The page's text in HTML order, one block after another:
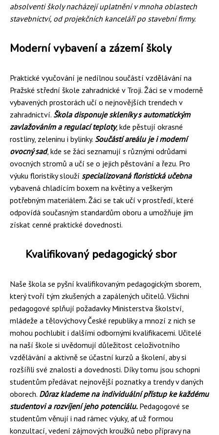
absolventi školy nacházejí uplatnění v mnoha oblastech
stavebnictví, od projekčních kanceláří po stavební firmy.
Moderní vybavení a zázemí školy
Praktické vyučování je nedílnou součástí vzdělávání na
Pražské střední škole zahradnické v Troji. Žáci se v moderně
vybavených prostorách učí o nejnovějších trendech v
zahradnictví. Škola disponuje skleníky s automatickým
zavlažováním a regulací teploty, kde pěstují okrasné
rostliny, zeleninu i bylinky. Součástí areálu je i moderní
ovocný sad, kde se žáci seznamují s různými odrůdami
ovocných stromů a učí se o jejich pěstování a řezu. Pro
výuku floristiky slouží specializovaná floristická učebna
vybavená chladícím boxem na květiny a veškerým
potřebným materiálem. Žáci se tak učí v prostředí, které
odpovídá současným standardům oboru a umožňuje jim
získat cenné praktické dovednosti.
Kvalifikovaný pedagogický sbor
Naše škola se pyšní kvalifikovaným pedagogickým sborem,
který tvoří tým zkušených a zapálených učitelů. Všichni
pedagogové splňují požadavky Ministerstva školství,
mládeže a tělovýchovy České republiky a mnozí z nich se
mohou pochlubit i dalšími odbornými kvalifikacemi. Učitelé
na naší škole si uvědomují důležitost celoživotního
vzdělávání a aktivně se účastní kurzů a školení, aby si
rozšířili své znalosti a dovednosti. Díky tomu jsou schopni
studentům předávat nejnovější poznatky a trendy v daných
oborech. Důraz klademe na individuální přístup ke každému
studentovi a rozvíjení jeho potenciálu.Pedagogové se
studentům věnují i nad rámec výuky, ať už formou
konzultací, vedení zájmových kroužků nebo přípravy na